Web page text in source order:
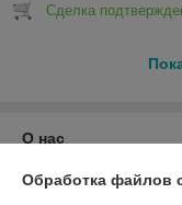
Сделка
О нас
Контакты
Обработка файлов